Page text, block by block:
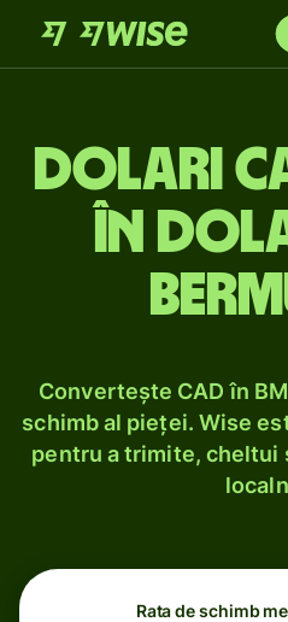
Dolari
în
Convertește CAD în
schimb al pieței. Wise
pentru a trimite, cheltui
Rata de schimb